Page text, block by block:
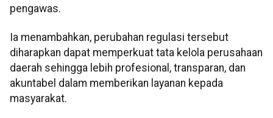
pengawas.
Ia menambahkan, perubahan regulasi tersebut
diharapkan dapat memperkuat tata kelola perusahaan
daerah sehingga lebih profesional, transparan, dan
akuntabel dalam memberikan layanan kepada
masyarakat.